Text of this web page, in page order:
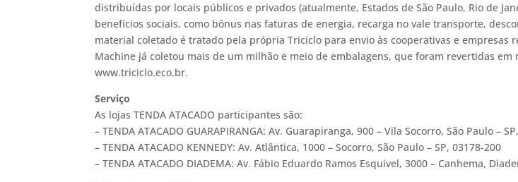
distribuídas por locais públicos e privados (atualmente, Estados de São Paulo, Rio de
benefícios sociais, como bônus nas faturas de energia, recarga no vale transporte,
material coletado é tratado pela própria Triciclo para envio às cooperativas e empresas
Machine já coletou mais de um milhão e meio de embalagens, que foram revertidas
www.triciclo.eco.br.
Serviço
As lojas TENDA ATACADO participantes são:
– TENDA ATACADO GUARAPIRANGA: Av. Guarapiranga, 900 – Vila Socorro, São Paulo –
– TENDA ATACADO KENNEDY: Av. Atlântica, 1000 – Socorro, São Paulo – SP, 03178-200
– TENDA ATACADO DIADEMA: Av. Fábio Eduardo Ramos Esquivel, 3000 – Canhema,